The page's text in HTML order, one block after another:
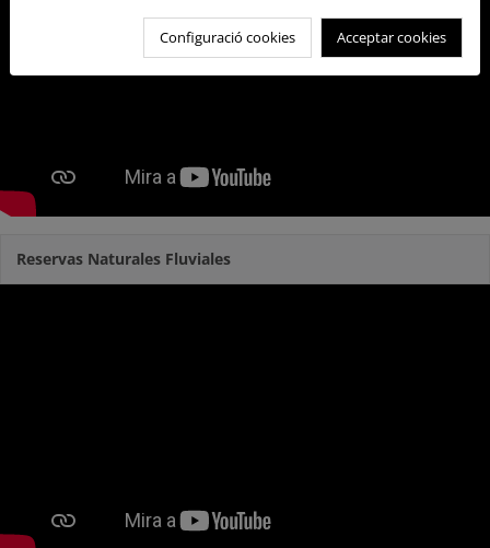
Reservas Naturales Fluviales
Configuració cookies Acceptar cookies